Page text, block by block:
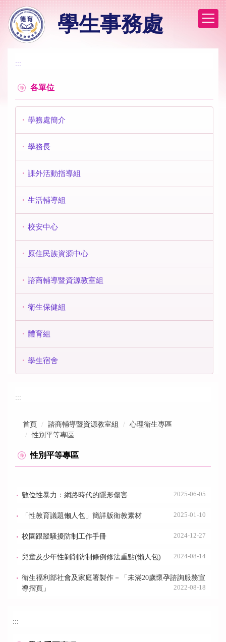
到
主
學生事務處
:::
各單位
學務處簡介
學務長
課外活動指導組
生活輔導組
校安中心
原住民族資源中心
諮商輔導暨資源教室組
衛生保健組
體育組
學生宿舍
:::
首頁 諮商輔導暨資源教室組
心理衛生專區
性別平等專區
性別平等專區
數位性暴力：網路時代的隱形傷害 2025-06-05
「性教育議題懶人包」簡詳版衛教素材 2025-01-10
校園跟蹤騷擾防制工作手冊 2024-12-27
兒童及少年性剝削防制條例修法重點(懶人包) 2024-08-14
衛生福利部社會及家庭署製作－「未滿20歲懷孕諮詢服務宣
導摺頁」
2022-08-18
:::